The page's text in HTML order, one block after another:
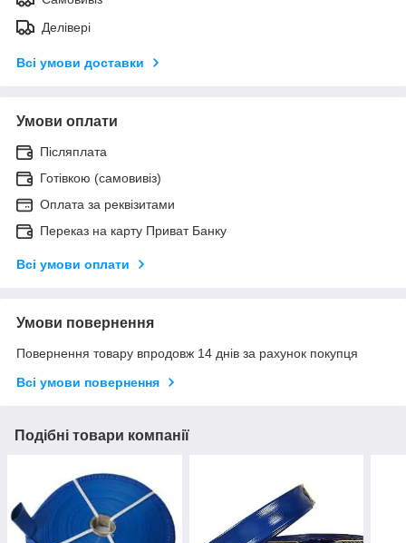
Делівері
Всі умови доставки
Умови оплати
Післяплата
Готівкою (самовивіз)
Оплата за реквізитами
Переказ на карту Приват Банку
Всі умови оплати
Умови повернення
Повернення товару впродовж 14 днів за рахунок покупця
Всі умови повернення
Подібні товари компанії